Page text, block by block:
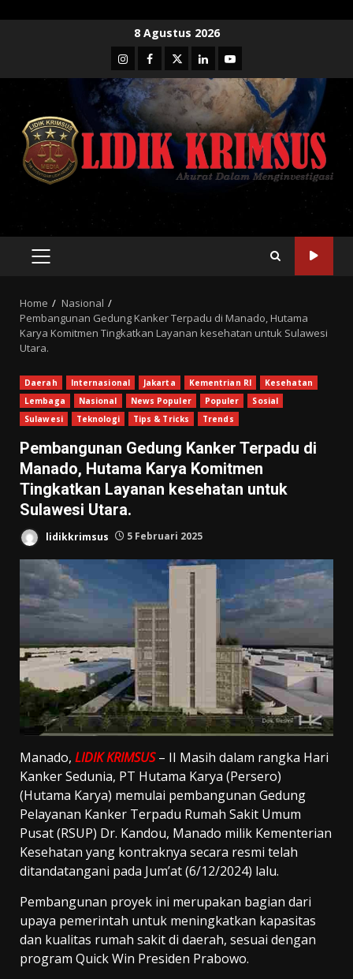
8 Agustus 2026
InstagramFacebook
TwitterLinkedinYoutube
PRIMARY
Home
Nasional
Pembangunan Gedung Kanker Terpadu di Manado, Hutama
Karya Komitmen Tingkatkan Layanan kesehatan untuk Sulawesi
Utara.
Daerah Internasional Jakarta Kementrian RI
Kesehatan
Lembaga
Nasional News Populer Populer
Sosial
Sulawesi
Teknologi Tips & Tricks Trends
Pembangunan Gedung Kanker Terpadu di
Manado, Hutama Karya Komitmen
Tingkatkan Layanan kesehatan untuk
Sulawesi Utara.
lidikkrimsus 5 Februari 2025
Manado, LIDIK KRIMSUS– II Masih dalam rangka Hari
Kanker Sedunia, PT Hutama Karya (Persero)
(Hutama Karya) memulai pembangunan Gedung
Pelayanan Kanker Terpadu Rumah Sakit Umum
Pusat (RSUP) Dr. Kandou, Manado milik Kementerian
Kesehatan yang kontraknya secara resmi telah
ditandatangani pada Jum’at (6/12/2024) lalu.
Pembangunan proyek ini merupakan bagian dari
upaya pemerintah untuk meningkatkan kapasitas
dan kualitas rumah sakit di daerah, sesuai dengan
program Quick Win Presiden Prabowo.